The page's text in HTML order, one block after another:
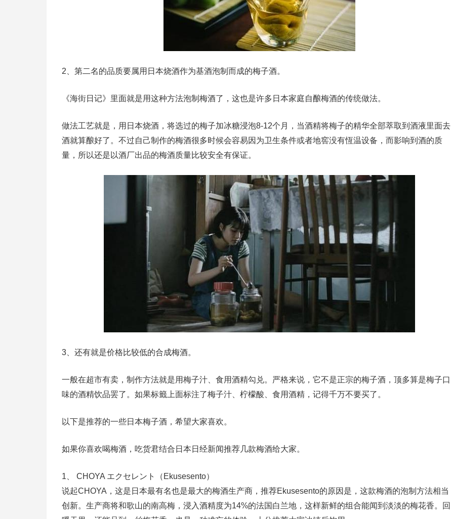
2、第二名的品质要属用日本烧酒作为基酒泡制而成的梅子酒。
《海街日记》里面就是用这种方法泡制梅酒了，这也是许多日本家庭自酿梅酒的传统做法。
做法工艺就是，用日本烧酒，将选过的梅子加冰糖浸泡8-12个月，当酒精将梅子的精华全部萃取到酒液里面去
酒就算酿好了。不过自己制作的梅酒很多时候会容易因为卫生条件或者地窖没有恆温设备，而影响到酒的质
量，所以还是以酒厂出品的梅酒质量比较安全有保证。
3、还有就是价格比较低的合成梅酒。
一般在超市有卖，制作方法就是用梅子汁、食用酒精勾兑。严格来说，它不是正宗的梅子酒，顶多算是梅子口
味的酒精饮品罢了。如果标籤上面标注了梅子汁、柠檬酸、食用酒精，记得千万不要买了。
以下是推荐的一些日本梅子酒，希望大家喜欢。
如果你喜欢喝梅酒，吃货君结合日本日经新闻推荐几款梅酒给大家。
1、 CHOYA エクセレント（Ekusesento）
说起CHOYA，这是日本最有名也是最大的梅酒生产商，推荐Ekusesento的原因是，这款梅酒的泡制方法相当
创新。生产商将和歌山的南高梅，浸入酒精度为14%的法国白兰地，这样新鲜的组合能闻到淡淡的梅花香。回